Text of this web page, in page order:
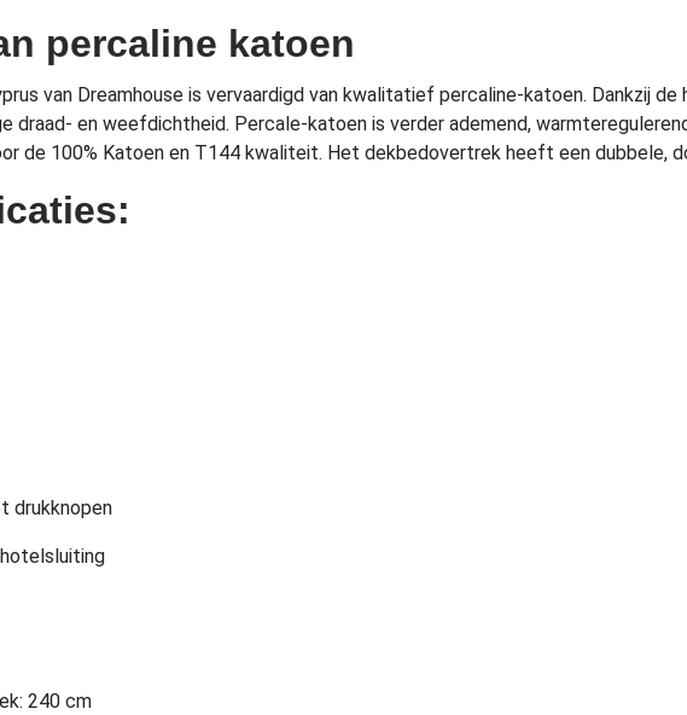
percaline katoen
van Dreamhouse is vervaardigd van kwalitatief percaline-katoen. Dankzij
draad- en weefdichtheid. Percale-katoen is verder ademend,
de 100% Katoen en T144 kwaliteit. Het dekbedovertrek heeft een dubbele,
drukknopen
240 cm